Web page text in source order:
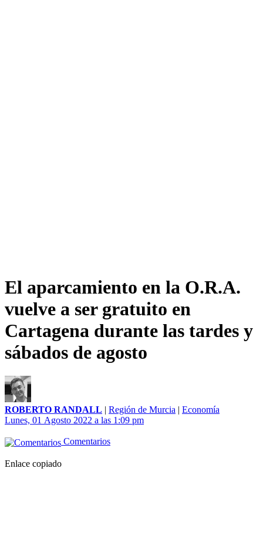
El aparcamiento en la O.R.A.
vuelve a ser gratuito en
Cartagena durante las tardes y
sábados de agosto
ROBERTO RANDALL | Región de Murcia | Economía
Lunes, 01 Agosto 2022 a las 1:09 pm
Comentarios
Enlace copiado